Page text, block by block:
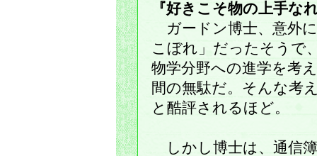
『好きこそ物の上手な
ガードン博士、意外
こぼれ」だったそうで
物学分野への進学を考
間の無駄だ。そんな考
と酷評されるほど。
しかし博士は、通信